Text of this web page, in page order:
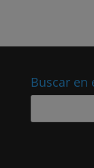
Buscar en